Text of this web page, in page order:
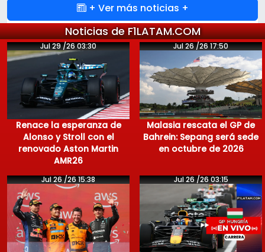
+ Ver más noticias +
Noticias de F1LATAM.COM
Jul 29 /26 03:30
Renace la esperanza de
Alonso y Stroll con el
renovado Aston Martin
AMR26
Jul 26 /26 17:50
Malasia rescata el GP de
Bahrein: Sepang será sede
en octubre de 2026
Jul 26 /26 15:38 Jul 26 /26 03:15